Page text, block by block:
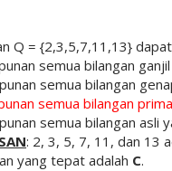
Q = {2,3,5,7,11,13}
semua bilangan
semua bilangan
semua bilangan
semua bilangan asli
: 2, 3, 5, 7, 11, dan 13
yang tepat adalah C.